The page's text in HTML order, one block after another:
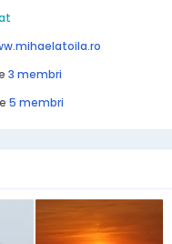
3 membri
5 membri